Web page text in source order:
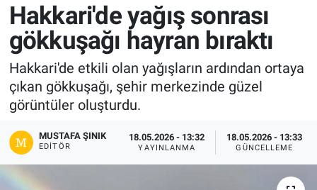
Hakkari'de yağış sonrası
gökkuşağı hayran bıraktı
Hakkari'de etkili olan yağışların ardından ortaya
çıkan gökkuşağı, şehir merkezinde güzel
görüntüler oluşturdu.
MUSTAFA ŞINIK
EDITÖR
18.05.2026 - 13:32
YAYINLANMA
18.05.2026 - 13:33
GÜNCELLEME
Eğitim
Ekonomi
Genel
Son Dakika Haberleri
Haber Arşivi